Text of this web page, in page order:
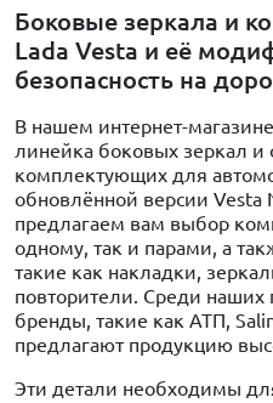
Боковые зеркала и
Lada Vesta и её
безопасность на
В нашем интернет-
линейка боковых зеркал и
комплектующих для
обновлённой версии Vesta
предлагаем вам выбор
одному, так и парами, а
такие как накладки,
повторители. Среди
бренды, такие как АТП,
предлагают продукцию
Эти детали необходимы